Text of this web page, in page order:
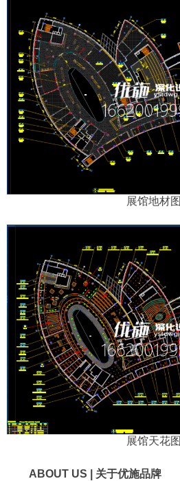
展馆地材图
展馆天花图
ABOUT US | 关于优施品牌